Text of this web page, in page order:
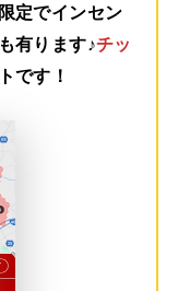
定でインセン
有ります♪チッ
です！